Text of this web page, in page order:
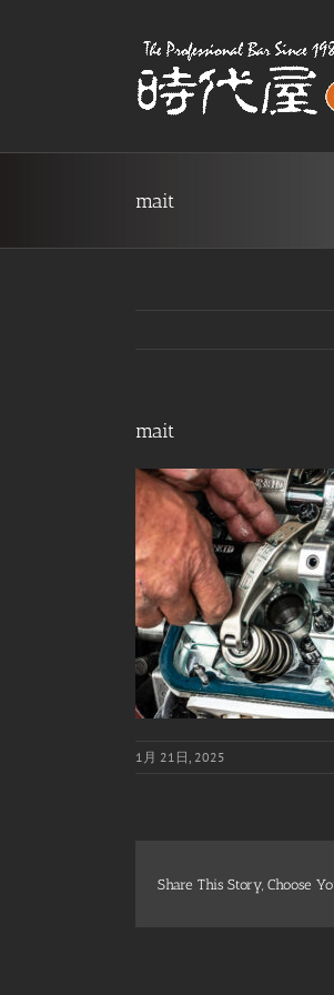
mait
mait
1月 21日, 2025
Share This Story, Choose